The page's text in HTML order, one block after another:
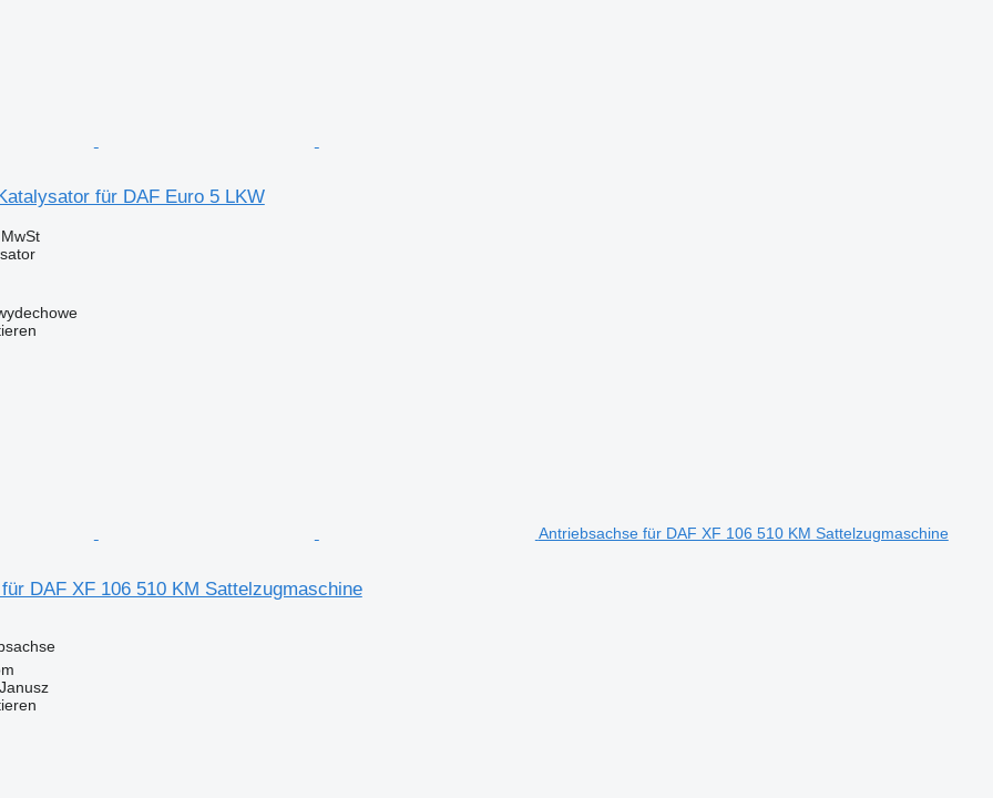
für DAF Euro 5 LKW
Antriebsachse für DAF XF 106 510 KM Sattelzugmaschine
DAF XF 106 510 KM Sattelzugmaschine